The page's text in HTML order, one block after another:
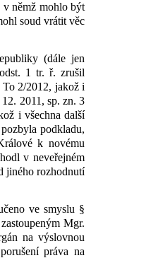
v němž mohlo být
soud vrátit věc
(dále jen
1 tr. ř. zrušil
2/2012, jakož i
2011, sp. zn. 3
i všechna další
podkladu,
k novému
v neveřejném
jiného rozhodnutí
ve smyslu §
Mgr.
na výslovnou
práva na